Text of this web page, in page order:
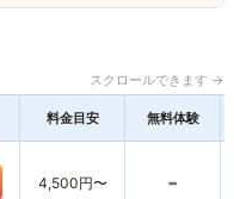
スクロールできます →
料金目安 無料体験
4,500円〜 -